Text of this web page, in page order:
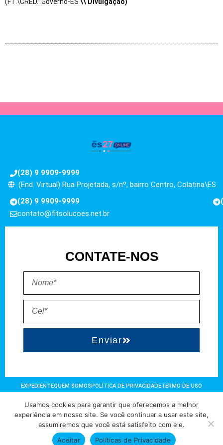
(28) 9 9909-9999
(End. Virtual) Rua Projetada, s/nº, bairro Centro, Colatina\ES
(28) 9 9909-9999
contato@fitsolucoes.net.br
CONTATE-NOS
Enviar
EXPEDIENTEQUEM SOMOSPOLÍTICA DE PRIVACIDADETERMO DE USO
Direitos reservados à FIT Soluções = Atualizado pelo Consórcio de
Agências: Kriativuz – Philadelphia – AGS2 = Hospedado em
Usamos cookies para garantir que oferecemos a melhor
experiência em nosso site. Se você continuar a usar este site,
assumiremos que você está satisfeito com ele.
Aceitar
Políticas de Privacidade